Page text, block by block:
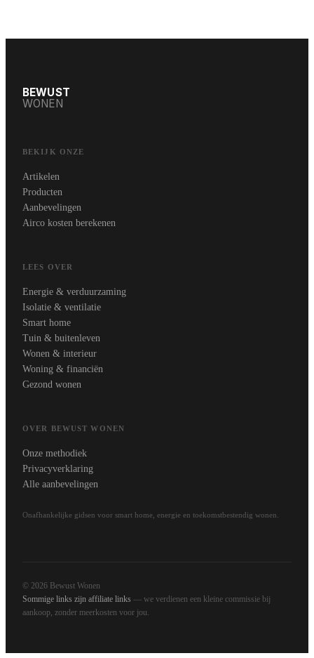
BEWUST
WONEN
BEKIJK ONZE
Artikelen
Producten
Aanbevelingen
Airco kosten berekenen
LEES OVER
Energie & verduurzaming
Isolatie & ventilatie
Smart home
Tuin & buitenleven
Wonen & interieur
Woning & financiën
Gezond wonen
OVER BEWUST WONEN
Onze methodiek
Privacyverklaring
Alle aanbevelingen
Onafhankelijke gidsen voor smart home, energie en toekomstbestendig wonen.
© 2026 Bewust Wonen
Sommige links zijn affiliate links — we verdienen een kleine commissie bij
aankoop, zonder meerkosten voor jou.